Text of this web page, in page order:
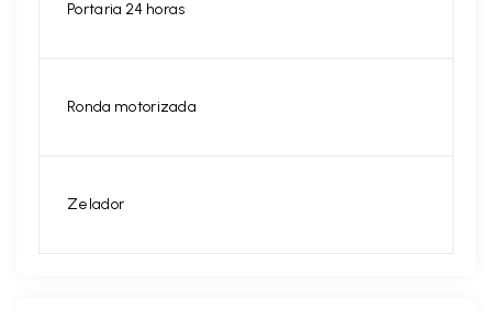
Portaria 24 horas
Ronda motorizada
Zelador